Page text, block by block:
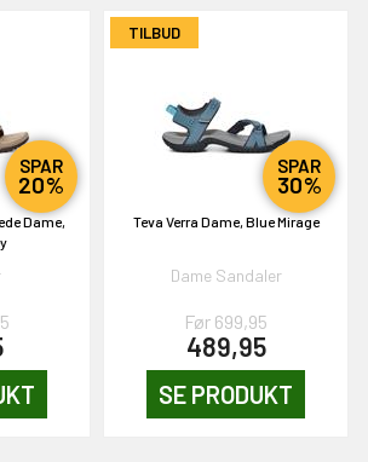
SPAR
20%
Dame,
TILBUD
SPAR
30%
Teva Verra Dame, Blue Mirage
Dame Sandaler
Før 699,95
489,95
SE PRODUKT